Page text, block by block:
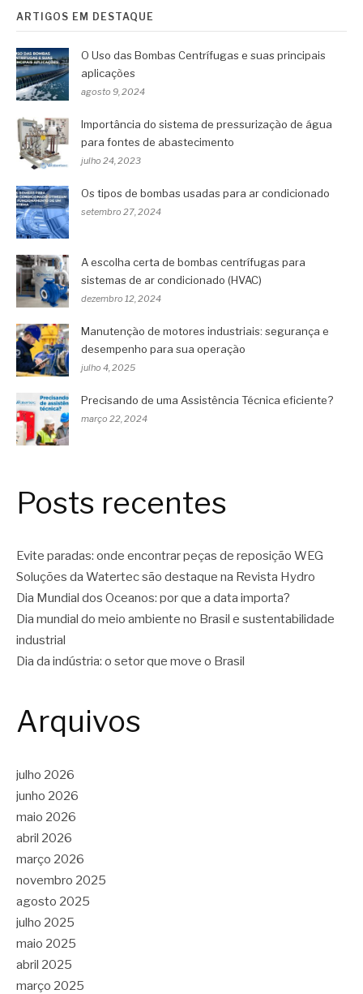
ARTIGOS EM DESTAQUE
O Uso das Bombas Centrífugas e suas principais
aplicações
agosto 9, 2024
Importância do sistema de pressurização de água
para fontes de abastecimento
julho 24, 2023
Os tipos de bombas usadas para ar condicionado
setembro 27, 2024
A escolha certa de bombas centrífugas para
sistemas de ar condicionado (HVAC)
dezembro 12, 2024
Manutenção de motores industriais: segurança e
desempenho para sua operação
julho 4, 2025
Precisando de uma Assistência Técnica eficiente?
março 22, 2024
Posts recentes
Evite paradas: onde encontrar peças de reposição WEG
Soluções da Watertec são destaque na Revista Hydro
Dia Mundial dos Oceanos: por que a data importa?
Dia mundial do meio ambiente no Brasil e sustentabilidade
industrial
Dia da indústria: o setor que move o Brasil
Arquivos
julho 2026
junho 2026
maio 2026
abril 2026
março 2026
novembro 2025
agosto 2025
julho 2025
maio 2025
abril 2025
março 2025